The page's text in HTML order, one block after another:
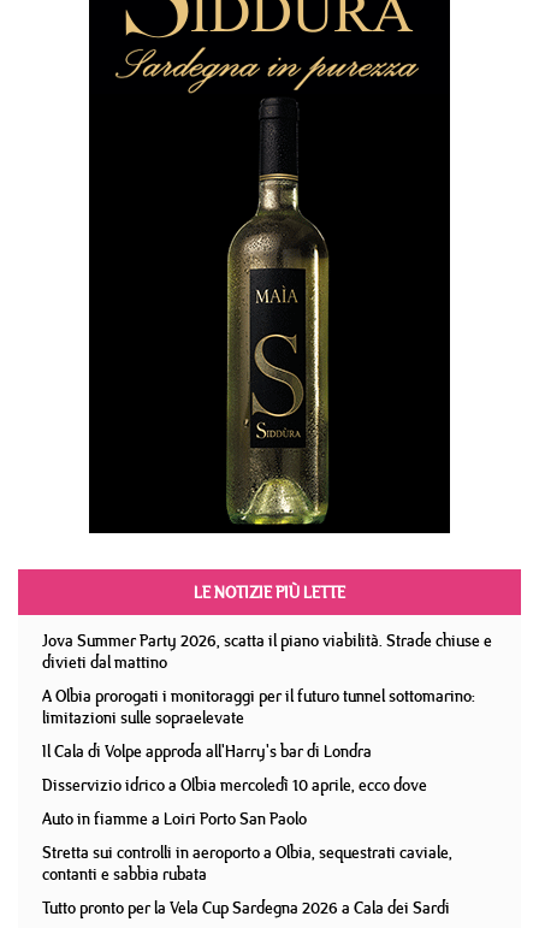
LE NOTIZIE PIÙ LETTE
Jova Summer Party 2026, scatta il piano viabilità. Strade chiuse e
divieti dal mattino
A Olbia prorogati i monitoraggi per il futuro tunnel sottomarino:
limitazioni sulle sopraelevate
Il Cala di Volpe approda all'Harry's bar di Londra
Disservizio idrico a Olbia mercoledì 10 aprile, ecco dove
Auto in fiamme a Loiri Porto San Paolo
Stretta sui controlli in aeroporto a Olbia, sequestrati caviale,
contanti e sabbia rubata
Tutto pronto per la Vela Cup Sardegna 2026 a Cala dei Sardi